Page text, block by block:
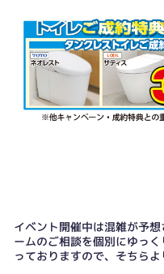
イベント開催中は混雑が予
ームのご相談を個別にゆっく
っておりますので、そちら